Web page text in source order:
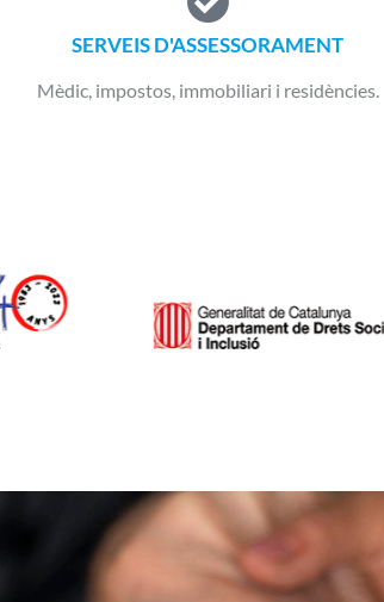
SERVEIS D'ASSESSORAMENT
Mèdic, impostos, immobiliari i residències.